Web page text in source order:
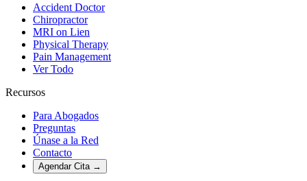
Accident Doctor
Chiropractor
MRI on Lien
Physical Therapy
Pain Management
Ver Todo
Recursos
Para Abogados
Preguntas
Únase a la Red
Contacto
Agendar Cita →